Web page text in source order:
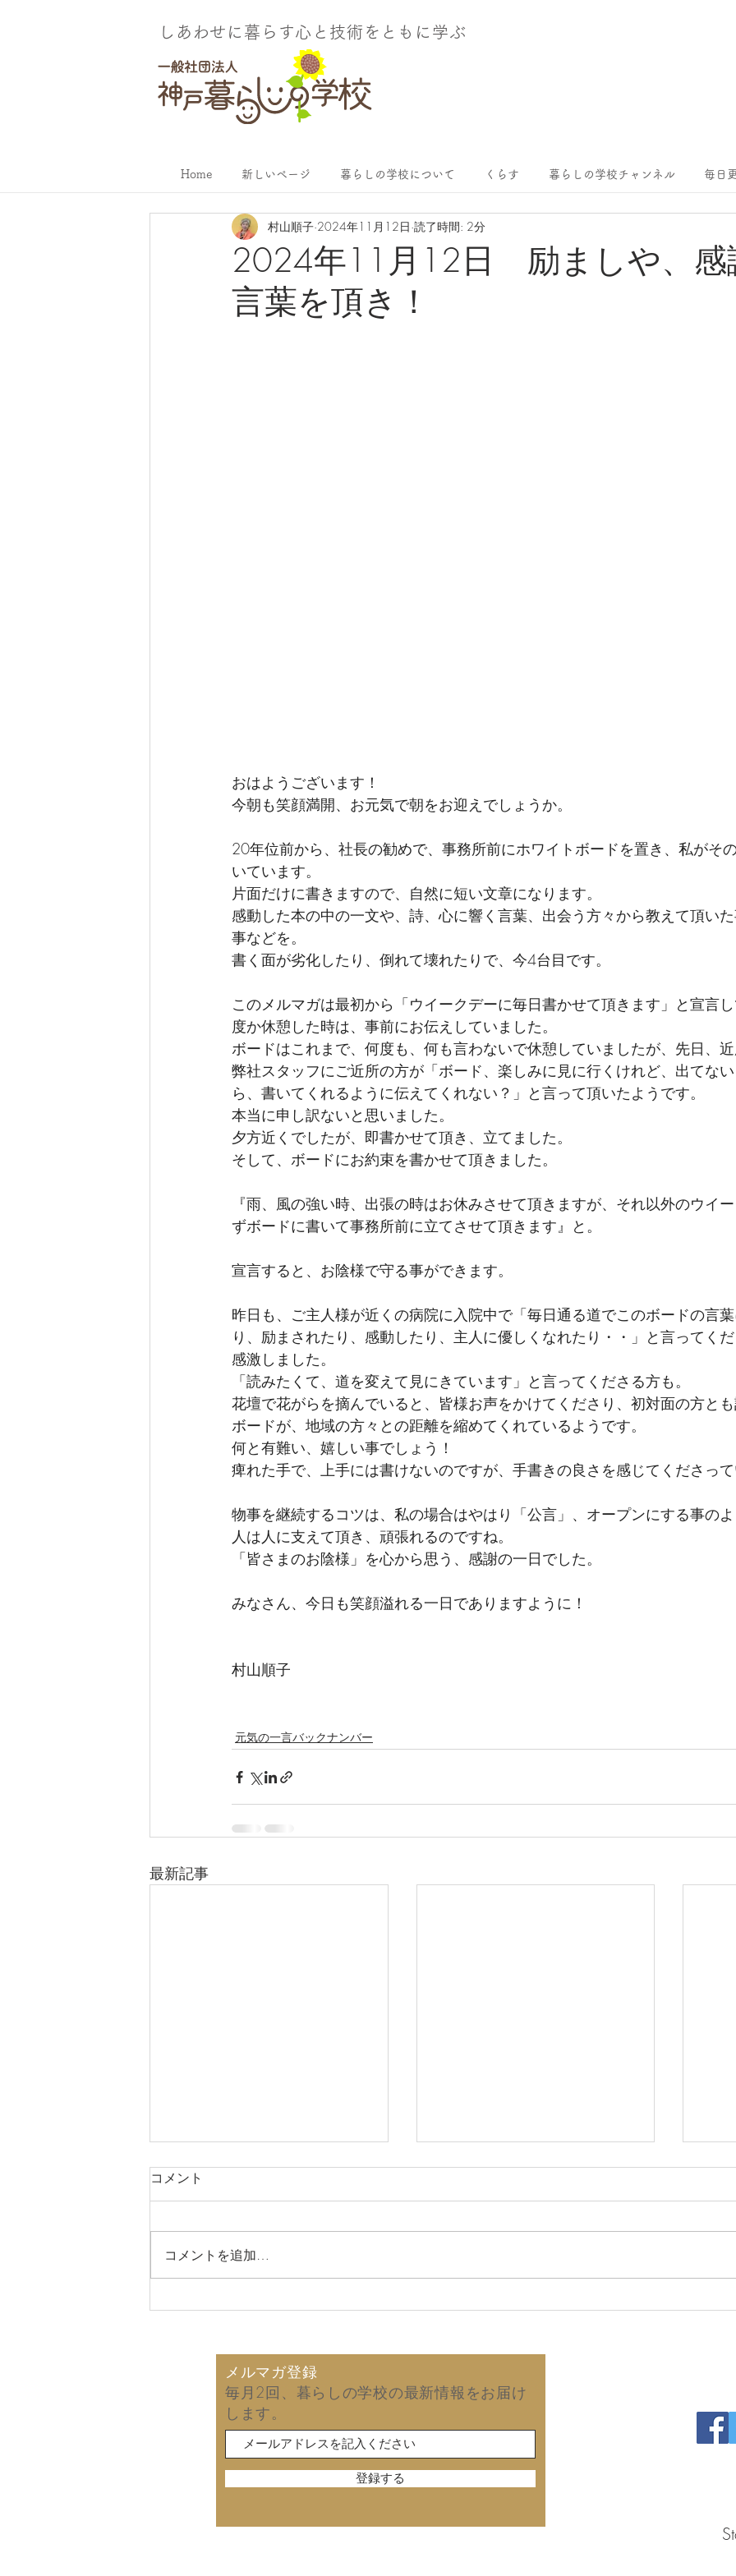
しあわせに暮らす​心と技術をともに学ぶ
Home 新しいページ 暮らしの学校について くらす 暮らしの学校チャンネル 毎日
2024年11月12日 励ましや、感
言葉を頂き！
村山順子 2024年11月12日 読了時間: 2分
おはようございます！
今朝も笑顔満開、お元気で朝をお迎えでしょうか。
20年位前から、社長の勧めで、事務所前にホワイトボードを置き、私がそ
いています。
片面だけに書きますので、自然に短い文章になります。
感動した本の中の一文や、詩、心に響く言葉、出会う方々から教えて頂い
事などを。
書く面が劣化したり、倒れて壊れたりで、今4台目です。
このメルマガは最初から「ウイークデーに毎日書かせて頂きます」と宣言
度か休憩した時は、事前にお伝えしていました。
ボードはこれまで、何度も、何も言わないで休憩していましたが、先日、
弊社スタッフにご近所の方が「ボード、楽しみに見に行くけれど、出てな
ら、書いてくれるように伝えてくれない？」と言って頂いたようです。
本当に申し訳ないと思いました。
夕方近くでしたが、即書かせて頂き、立てました。
そして、ボードにお約束を書かせて頂きました。
『雨、風の強い時、出張の時はお休みさせて頂きますが、それ以外のウイ
ずボードに書いて事務所前に立てさせて頂きます』と。
宣言すると、お陰様で守る事ができます。
昨日も、ご主人様が近くの病院に入院中で「毎日通る道でこのボードの言
り、励まされたり、感動したり、主人に優しくなれたり・・」と言ってく
感激しました。
「読みたくて、道を変えて見にきています」と言ってくださる方も。
花壇で花がらを摘んでいると、皆様お声をかけてくださり、初対面の方と
ボードが、地域の方々との距離を縮めてくれているようです。
何と有難い、嬉しい事でしょう！
痺れた手で、上手には書けないのですが、手書きの良さを感じてくださっ
物事を継続するコツは、私の場合はやはり「公言」、オープンにする事の
人は人に支えて頂き、頑張れるのですね。
「皆さまのお陰様」を心から思う、感謝の一日でした。
みなさん、今日も笑顔溢れる一日でありますように！
村山順子
元気の一言バックナンバー
最新記事
コメント
コメントを追加…
メルマガ登録
毎月2回、暮らしの学校の最新情報をお届け
します。
登録する